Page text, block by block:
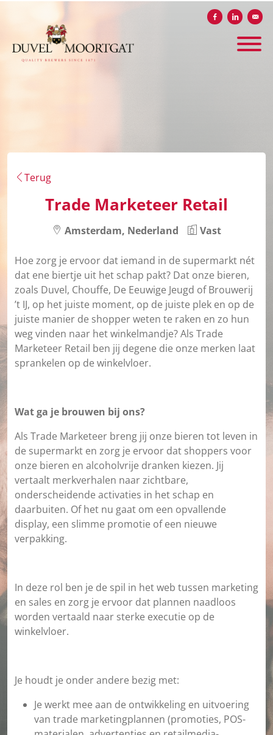
Delen op Facebook
Delen op
Terug
Trade Marketeer Retail
Amsterdam, Nederland Vast
Hoe zorg je ervoor dat iemand in de supermarkt nét
dat ene biertje uit het schap pakt? Dat onze bieren,
zoals Duvel, Chouffe, De Eeuwige Jeugd of Brouwerij
’t IJ, op het juiste moment, op de juiste plek en op de
juiste manier de shopper weten te raken en zo hun
weg vinden naar het winkelmandje? Als Trade
Marketeer Retail ben jij degene die onze merken laat
sprankelen op de winkelvloer.
Wat ga je brouwen bij ons?
Als Trade Marketeer breng jij onze bieren tot leven in
de supermarkt en zorg je ervoor dat shoppers voor
onze bieren en alcoholvrije dranken kiezen. Jij
vertaalt merkverhalen naar zichtbare,
onderscheidende activaties in het schap en
daarbuiten. Of het nu gaat om een opvallende
display, een slimme promotie of een nieuwe
verpakking.
In deze rol ben je de spil in het web tussen marketing
en sales en zorg je ervoor dat plannen naadloos
worden vertaald naar sterke executie op de
winkelvloer.
Je houdt je onder andere bezig met:
Je werkt mee aan de ontwikkeling en uitvoering
van trade marketingplannen (promoties, POS-